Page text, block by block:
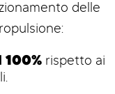
delle
100% rispetto ai